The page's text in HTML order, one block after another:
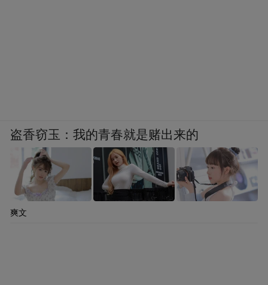
盗香窃玉：我的青春就是赌出来的
爽文